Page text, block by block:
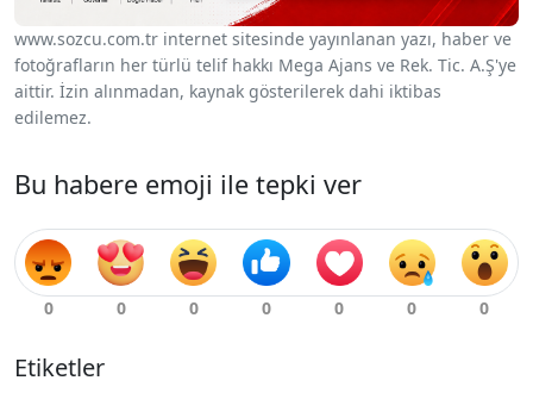
www.sozcu.com.tr internet sitesinde yayınlanan yazı, haber ve
fotoğrafların her türlü telif hakkı Mega Ajans ve Rek. Tic. A.Ş'ye
aittir. İzin alınmadan, kaynak gösterilerek dahi iktibas
edilemez.
Bu habere emoji ile tepki ver
Etiketler